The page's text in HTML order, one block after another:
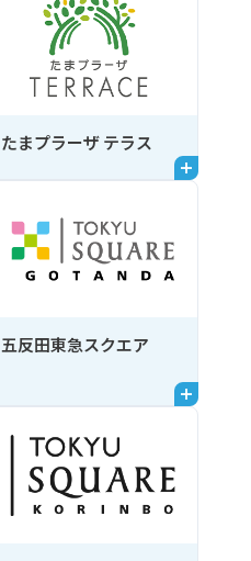
たまプラーザ テラス
五反田東急スクエア